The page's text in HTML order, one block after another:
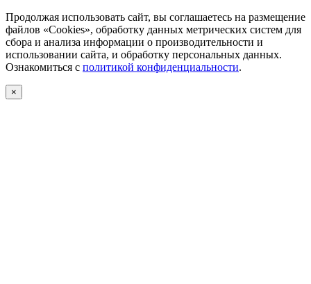
Продолжая использовать сайт, вы соглашаетесь на размещение
файлов «Cookies», обработку данных метрических систем для
сбора и анализа информации о производительности и
использовании сайта, и обработку персональных данных.
Ознакомиться с политикой конфиденциальности.
×